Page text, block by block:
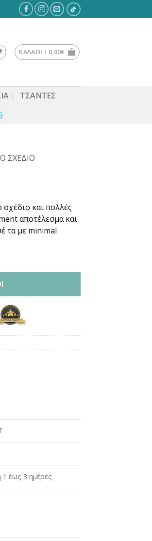
ΚΑΛΆΘΙ / 0,00€
ΤΣΆΝΤΕΣ
ΣΧΕΔΙΟ
και πολλές
αποτέλεσμα και
τα με minimal
έως 3 ημέρες